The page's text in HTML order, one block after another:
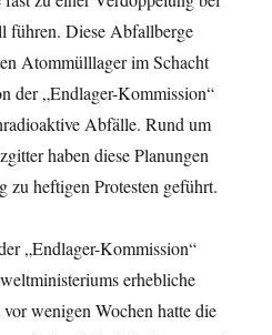
führen. Diese Abfallberge
Atommülllager im Schacht
der „Endlager-Kommission“
Abfälle. Rund um
haben diese Planungen
zu heftigen Protesten geführt.
„Endlager-Kommission“
erhebliche
wenigen Wochen hatte die